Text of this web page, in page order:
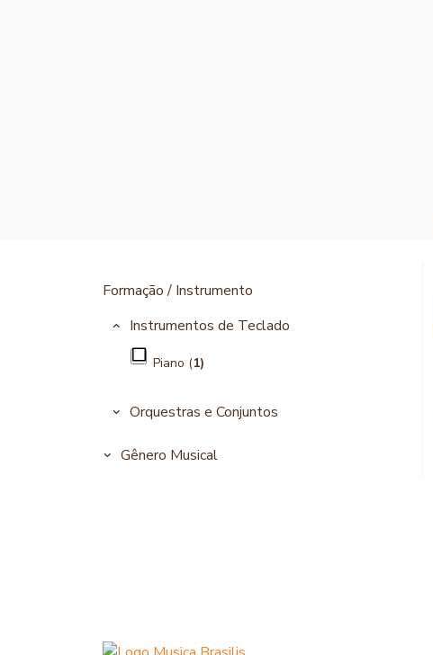
Formação / Instrumento
Instrumentos de Teclado
Piano (1)
Orquestras e Conjuntos
Gênero Musical